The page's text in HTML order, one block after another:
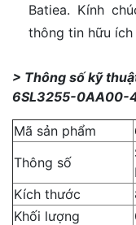
Batiea. Kính
thông tin hữu
> Thông số kỹ
6SL3255-0AA00-
Mã sản phẩm
Thông số
Kích thước
Khối lượng